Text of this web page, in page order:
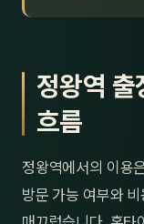
정왕역 출
흐름
정왕역에서의 이용
방문 가능 여부와